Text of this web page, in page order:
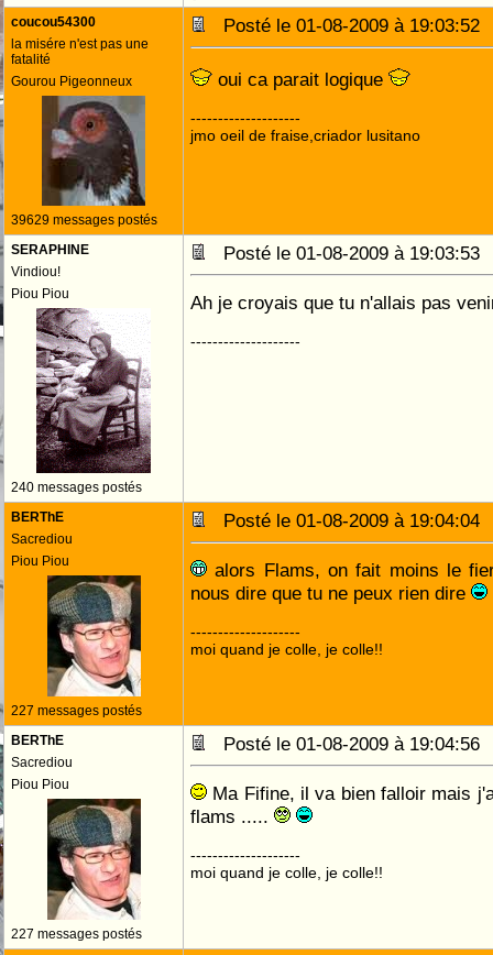
coucou54300
la misére n'est pas une
fatalité
Gourou Pigeonneux
39629 messages postés
Posté le 01-08-2009 à
oui ca parait logique
--------------------
jmo oeil de fraise,criador lusitano
SERAPHINE
Vindiou!
Piou Piou
240 messages postés
Posté le 01-08-2009 à
Ah je croyais que tu n'allais pas
--------------------
BERThE
Sacrediou
Piou Piou
227 messages postés
Posté le 01-08-2009 à
alors Flams, on fait moins le
nous dire que tu ne peux rien dire
--------------------
moi quand je colle, je colle!!
BERThE
Sacrediou
Piou Piou
227 messages postés
Posté le 01-08-2009 à
Ma Fifine, il va bien falloir mais
flams .....
--------------------
moi quand je colle, je colle!!